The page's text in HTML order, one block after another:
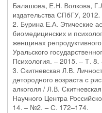
Балашова, Е.Н. Волкова,
издательства СПбГУ, 2012.
2. Бурина Е.А. Этические
биомедицинских и
женщинах
Уральского
Психология. – 2015. – Т.
3. Скитневская Л.В.
детородного возраста с
алкоголя / Л.В.
Научного Центра
14. – №2. – С. 172–174.